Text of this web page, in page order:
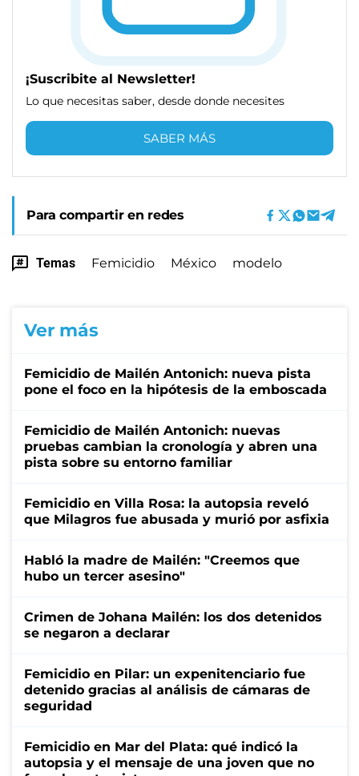
¡Suscribite al Newsletter!
Lo que necesitas saber, desde donde necesites
SABER MÁS
Para compartir en redes
Temas Femicidio México modelo
Ver más
Femicidio de Mailén Antonich: nueva pista
pone el foco en la hipótesis de la emboscada
Femicidio de Mailén Antonich: nuevas
pruebas cambian la cronología y abren una
pista sobre su entorno familiar
Femicidio en Villa Rosa: la autopsia reveló
que Milagros fue abusada y murió por asfixia
Habló la madre de Mailén: "Creemos que
hubo un tercer asesino"
Crimen de Johana Mailén: los dos detenidos
se negaron a declarar
Femicidio en Pilar: un expenitenciario fue
detenido gracias al análisis de cámaras de
seguridad
Femicidio en Mar del Plata: qué indicó la
autopsia y el mensaje de una joven que no